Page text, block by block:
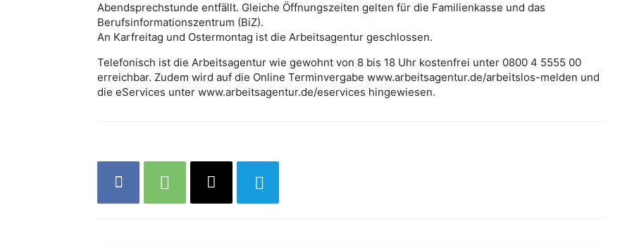
Abendsprechstunde entfällt. Gleiche Öffnungszeiten gelten für die Familienkasse und das
Berufsinformationszentrum (BiZ).
An Karfreitag und Ostermontag ist die Arbeitsagentur geschlossen.
Telefonisch ist die Arbeitsagentur wie gewohnt von 8 bis 18 Uhr kostenfrei unter 0800 4 5555 00
erreichbar. Zudem wird auf die Online Terminvergabe www.arbeitsagentur.de/arbeitslos-melden und
die eServices unter www.arbeitsagentur.de/eservices hingewiesen.